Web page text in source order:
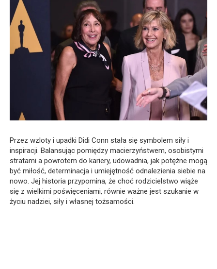
Przez wzloty i upadki Didi Conn stała się symbolem siły i
inspiracji. Balansując pomiędzy macierzyństwem, osobistymi
stratami a powrotem do kariery, udowadnia, jak potężne mogą
być miłość, determinacja i umiejętność odnalezienia siebie na
nowo. Jej historia przypomina, że choć rodzicielstwo wiąże
się z wielkimi poświęceniami, równie ważne jest szukanie w
życiu nadziei, siły i własnej tożsamości.